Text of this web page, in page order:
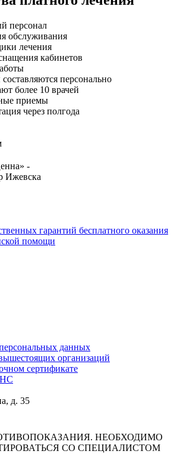
персонал
обслуживания
лечения
кабинетов
персонально
более 10 врачей
приемы
через полгода
-
Ижевска
гарантий бесплатного оказания
помощи
данных
организаций
сертификате
д. 35
НЕОБХОДИМО
СО СПЕЦИАЛИСТОМ